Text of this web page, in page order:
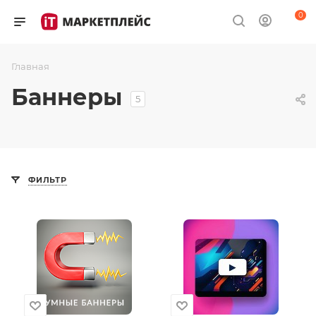
0
Главная
Баннеры 5
ФИЛЬТР